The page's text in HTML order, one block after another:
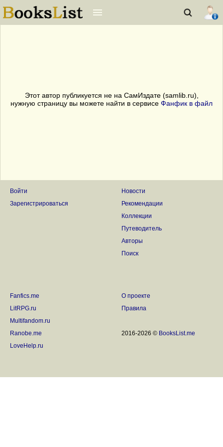
Этот автор публикуется не на СамИздате (samlib.ru),
нужную страницу вы можете найти в сервисе Фанфик в файл
Войти
Зарегистрироваться
Новости
Рекомендации
Коллекции
Путеводитель
Авторы
Поиск
Fanfics.me
LitRPG.ru
Multifandom.ru
Ranobe.me
LoveHelp.ru
О проекте
Правила
2016-2026 © BooksList.me